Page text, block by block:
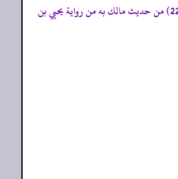
«434- متفق عليه، الموطأ (رواية يحيٰي بن يحيٰي 929/2، 930 ح 1793، ك 49 ب 10 ح 23) التمهيد 8/22، الاستذكار: 1726، و أخرجه البخاري (2363) ومسلم (2244/153) من حديث مالك به من رواية يحيي بن